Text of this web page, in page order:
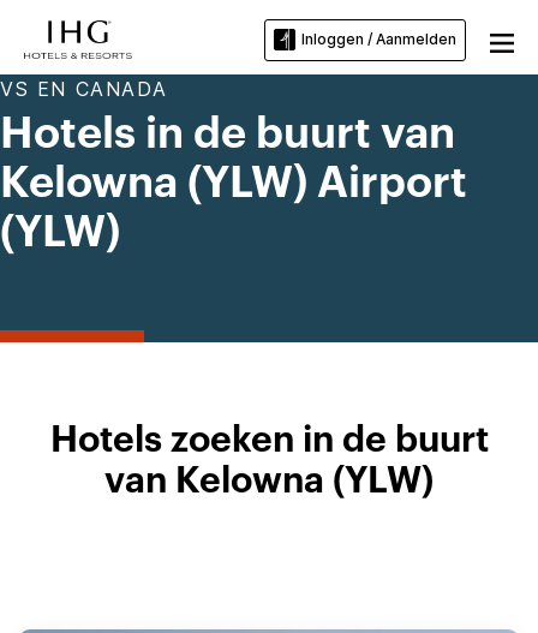
Inloggen / Aanmelden
VS EN CANADA
Hotels in de buurt van
Kelowna (YLW) Airport
(YLW)
Hotels zoeken in de buurt
van Kelowna (YLW)